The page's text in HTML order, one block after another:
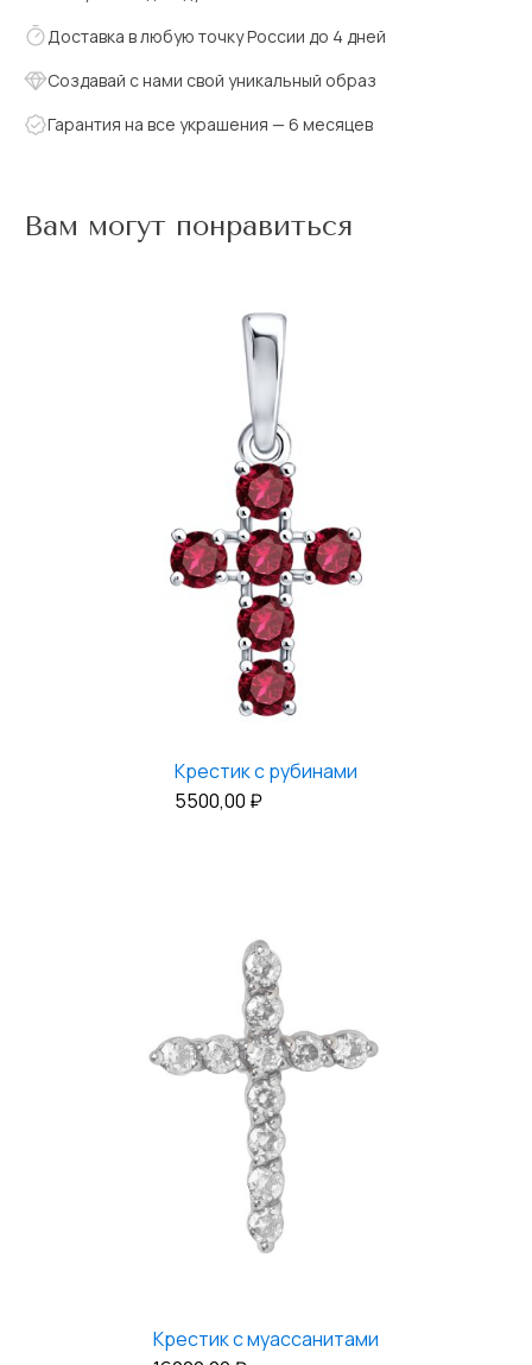
Доставка в любую точку России до 4 дней
Создавай с нами свой уникальный образ
Гарантия на все украшения — 6 месяцев
Вам могут понравиться
Крестик с рубинами
5500,00 ₽
Крестик с муассанитами